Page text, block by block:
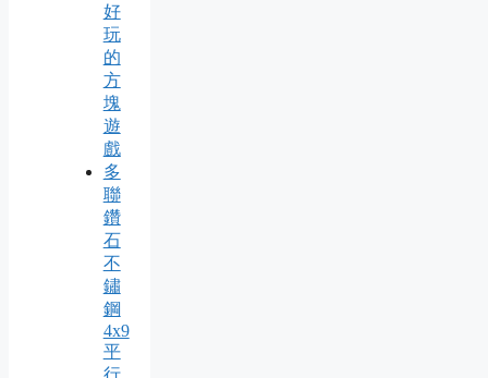
好
玩
的
方
塊
遊
戲
多
聯
鑽
石
不
鏽
鋼
4x9
平
行